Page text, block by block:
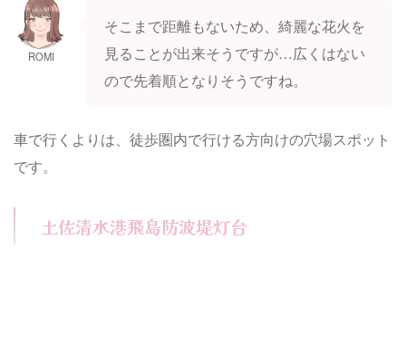
ROMI
そこまで距離もないため、綺麗な花火を
見ることが出来そうですが…広くはない
ので先着順となりそうですね。
車で行くよりは、徒歩圏内で行ける方向けの穴場スポット
です。
土佐清水港飛島防波堤灯台